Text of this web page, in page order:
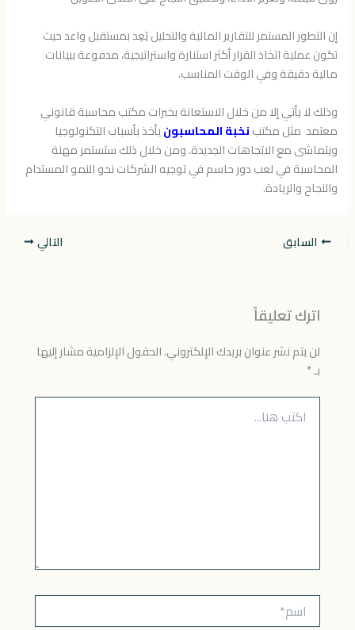
إن التطور المستمر للتقارير المالية والتحليل يَعِد بمستقبل واعد حيث
تكون عملية اتخاذ القرار أكثر استنارة واستراتيجية، مدفوعة ببيانات
مالية دقيقة وفي الوقت المناسب.
وذلك لا يأتي إلا من خلال الاستعانة بخبرات مكتب محاسبة قانوني
معتمد مثل مكتبنخبة المحاسبونيأخذ بأسباب التكنولوجيا
ويتماشى مع الاتجاهات الجديدة. ومن خلال ذلك ستستمر مهنة
المحاسبة في لعب دور حاسم في توجيه الشركات نحو النمو المستدام
والنجاح والريادة.
السابق التالي
اترك تعليقاً
لن يتم نشر عنوان بريدك الإلكتروني.الحقول الإلزامية مشار إليها
بـ*
اكتب
هنا...
اسم*